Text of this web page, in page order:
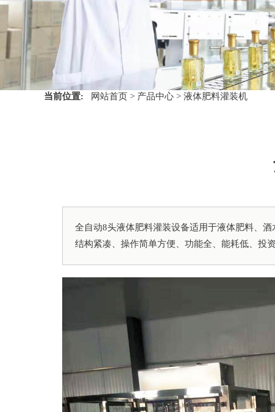
当前位置: 网站首页 > 产品中心 > 液体肥料灌装机
全自动8头液体肥料灌装设备适用于液体肥料、
结构紧凑、操作简单方便、功能全、能耗低、投